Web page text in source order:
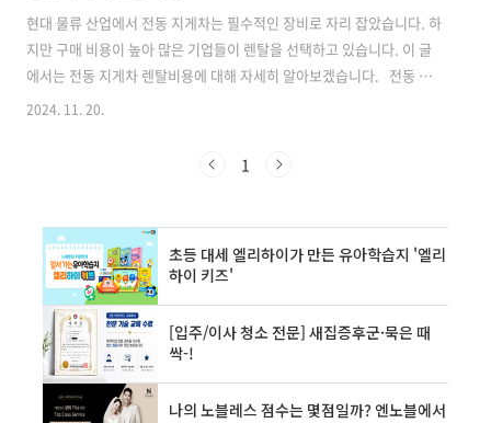
현대 물류 산업에서 전동 지게차는 필수적인 장비로 자리 잡았습니다. 하
지만 구매 비용이 높아 많은 기업들이 렌탈을 선택하고 있습니다. 이 글
에서는 전동 지게차 렌탈비용에 대해 자세히 알아보겠습니다. 전동 지
게차의 종류와 특징 전동 지게차는 크게 좌식형과 입식형으로 나눌 수 있
게차 1. 운전자가 앉아서 조작하므로 장시간 작업에 적합2. 안정성이 높
서도 사용 가능2. 빈번한 승하차가 필요한 작업에 적합3. 좌식형에 비해
가격이 상대적으로 저렴 렌탈 시 작업 환경과 용도를 고려하여 적합한 유
형을..
2024. 11. 20.
1